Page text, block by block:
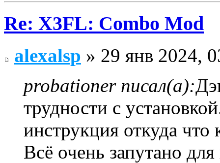
Re: X3FL: Combo Mod
alexalsp » 29 янв 2024,
probationer писал(а):
трудности с
инструкция откуда что
Всё очень запутано